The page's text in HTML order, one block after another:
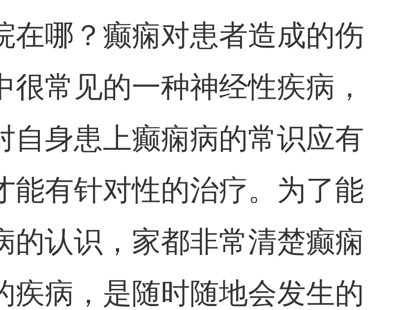
哪？癫痫对患者造成的伤
常见的一种神经性疾病，
自身患上癫痫病的常识应有
能有针对性的治疗。为了能
的认识，家都非常清楚癫痫
疾病，是随时随地会发生的